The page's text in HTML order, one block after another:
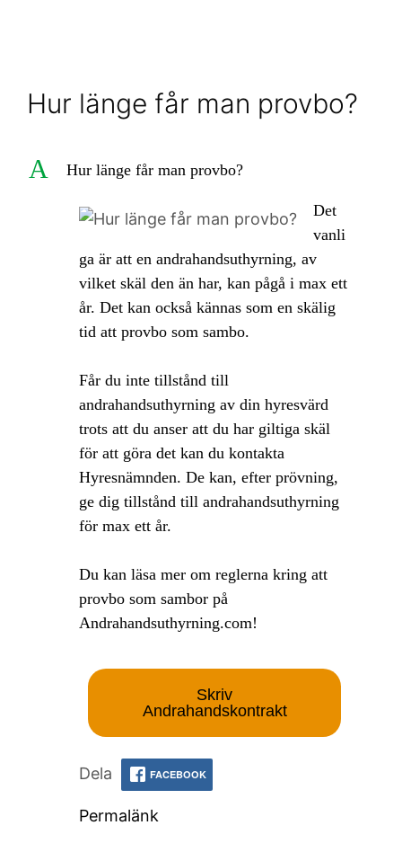
Hur länge får man provbo?
A Hur länge får man provbo?
Det
vanli
ga är att en andrahandsuthyrning, av
vilket skäl den än har, kan pågå i max ett
år. Det kan också kännas som en skälig
tid att provbo som sambo.
Får du inte tillstånd till
andrahandsuthyrning av din hyresvärd
trots att du anser att du har giltiga skäl
för att göra det kan du kontakta
Hyresnämnden. De kan, efter prövning,
ge dig tillstånd till andrahandsuthyrning
för max ett år.
Du kan läsa mer om reglerna kring att
provbo som sambor på
Andrahandsuthyrning.com!
Skriv
Andrahandskontrakt
Dela FACEBOOK
Permalänk